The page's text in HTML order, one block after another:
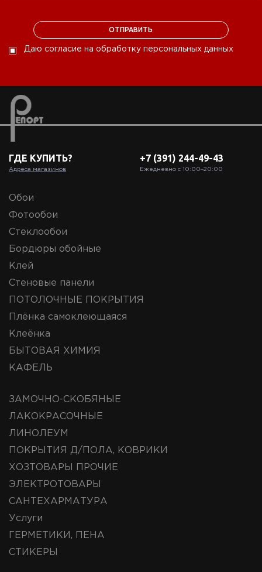
Даю согласие на обработку персональных данных
ГДЕ КУПИТЬ?
Адреса магазинов
+7 (391) 244-49-43
Ежедневно с 10:00‒20:00
Обои
Фотообои
Стеклообои
Бордюры обойные
Клей
Стеновые панели
ПОТОЛОЧНЫЕ ПОКРЫТИЯ
Плёнка самоклеющаяся
Клеёнка
БЫТОВАЯ ХИМИЯ
КАФЕЛЬ
ЗАМОЧНО-СКОБЯНЫЕ
ЛАКОКРАСОЧНЫЕ
ЛИНОЛЕУМ
ПОКРЫТИЯ Д/ПОЛА, КОВРИКИ
ХОЗТОВАРЫ ПРОЧИЕ
ЭЛЕКТРОТОВАРЫ
САНТЕХАРМАТУРА
Услуги
ГЕРМЕТИКИ, ПЕНА
СТИКЕРЫ